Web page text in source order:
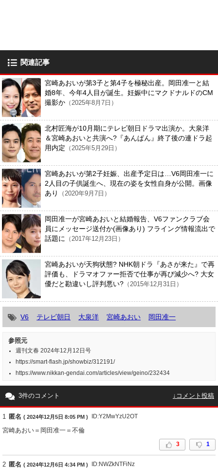
関連記事
宮崎あおいが第3子と第4子を極秘出産。岡田准一と結
婚8年、今年4人目が誕生。妊娠中にマクドナルドのCM
撮影か （2025年8月7日）
北村匠海が10月期にテレビ朝日ドラマ出演か。大泉洋
＆宮崎あおいと共演へ?『あんぱん』終了後の連ドラ起
用内定 （2025年5月29日）
宮崎あおいが第2子妊娠、出産予定日は…V6岡田准一に
2人目の子供誕生へ、現在の姿を女性自身が公開。画像
あり
（2020年9月7日）
岡田准一が宮崎あおいと結婚報告、V6ファンクラブ会
員にメッセージ送付か(画像あり) フライング情報流出で
話題に
（2017年12月23日）
宮崎あおいが天狗状態? NHK朝ドラ『あさが来た』で再
評価も、ドラマオファー拒否で仕事が再び減少へ? 大女
優だと勘違いし評判悪い? （2015年12月31日）
V6 テレビ朝日 大泉洋 宮崎あおい 岡田准一
参照元
週刊文春 2024年12月12日号
https://smart-flash.jp/showbiz/312191/
https://www.nikkan-gendai.com/articles/view/geino/232434
3件のコメント ↓コメント投稿
1 匿名 ( 2024年12月5日 8:05 PM ) ID:Y2MwYzU2OT
宮崎あおい＝岡田准一＝不倫
3 1
2 匿名 ( 2024年12月6日 4:34 PM ) ID:NWZkNTFiNz